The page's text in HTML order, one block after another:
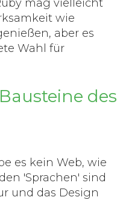
mag vielleicht
wie
aber es
Wahl für
des
es kein Web, wie
'Sprachen' sind
und das Design